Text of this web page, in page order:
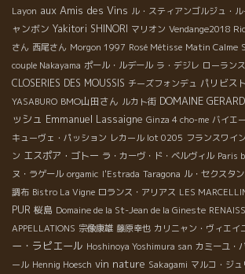
Layon aux Amis des Vins ル・スティアンゴルジュ・
ャンボン Yakitori SHINORI マリオン Vendange2018
さん 西尾さん Morgon 1997 Rosé Métisse Matin Calme
couple Nakayama ポール・ルデール ラ・デジレ ローラン
CLOSERIES DES MOUSSIS チーズフォンデュ パリビス
YASABURO BMO山田さん ルカト街 DOMAINE
ッシュ Emmanuel Lassaigne Ginza 4 cho-me バイエ
キューヴェ・パッション レカール lot 0205 フランスワイ
ン エスポア・ゴトー ラ・カーヴ・ド・ベルヴィル Paris
ヌ・ラゲール orgamic l'Estrada Taragona ル・セクスタン
調布 Bistro La Vigne ロランス・アリアス LES
PUR 桜島 Domaine de la St-Jean de la Gineste
APPELLATIONS 宗像康雄 藤原幸也 カリニャン・ヴィエイ
ー・ラピエール Hoshinoya Yoshimura san カミーユ・
ール Hennig Hoesch vin nature Sakagami マルコ・ジ